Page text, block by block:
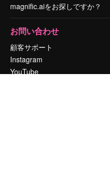
magnific.aiをお探しですか？
お問い合わせ
顧客サポート
Instagram
YouTube